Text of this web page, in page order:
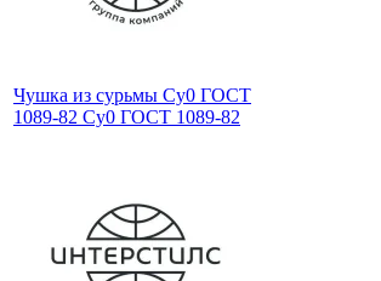
Чушка из сурьмы Су0 ГОСТ
1089-82 Су0 ГОСТ 1089-82